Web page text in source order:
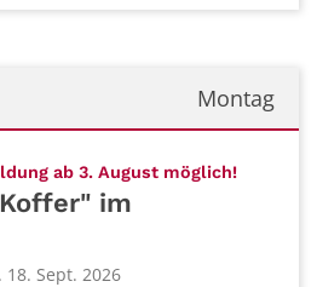
Montag
ab 3. August möglich!:
im
18. Sept. 2026